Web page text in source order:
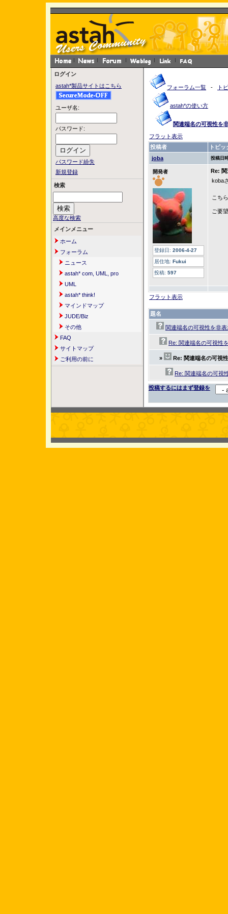
ログイン
astah*製品サイトはこちら
ユーザ名:
パスワード:
パスワード紛失
新規登録
検索
高度な検索
メインメニュー
ホーム
フォーラム
ニュース
astah* com, UML, pro
UML
astah* think!
マインドマップ
JUDE/Biz
その他
FAQ
サイトマップ
ご利用の前に
フォーラム一覧 - ト
astah*の使い方
関連端名の可視性を
フラット表示
投稿者
トピッ
joba
投稿日
開発者
登録日: 2006-4-27
居住地: Fukui
投稿: 597
Re: 関
koba
こち
ご要
フラット表示
題名
関連端名の可視性を非
Re: 関連端名の可視性
» Re: 関連端名の可視
Re: 関連端名の可視
投稿するにはまず登録を